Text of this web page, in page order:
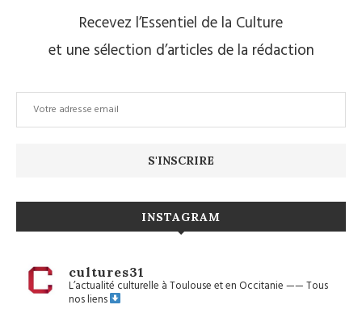
Recevez l’Essentiel de la Culture
et une sélection d’articles de la rédaction
INSTAGRAM
cultures31
L’actualité culturelle à Toulouse et en Occitanie——Tous
nos liens